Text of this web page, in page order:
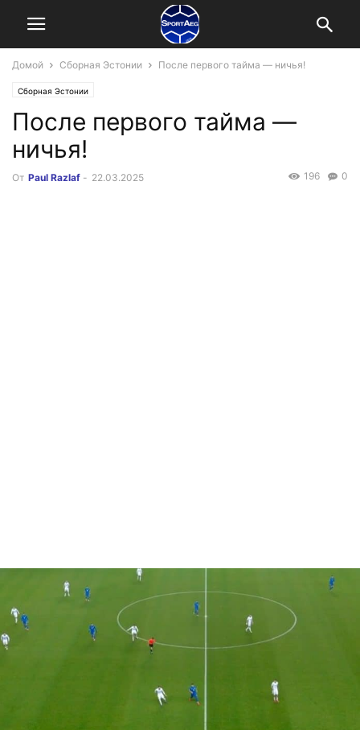
Домой Сборная Эстонии После первого тайма — ничья!
Сборная Эстонии
После первого тайма —
ничья!
От Paul Razlaf - 22.03.2025 0
196